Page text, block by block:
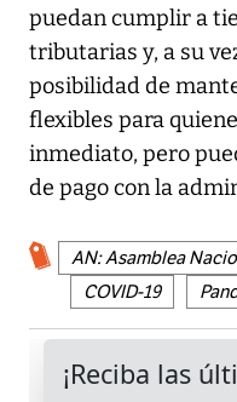
puedan cumplir a
tributarias y, a su
posibilidad de
flexibles para
inmediato, pero
de pago con la
AN: Asamblea
COVID-19